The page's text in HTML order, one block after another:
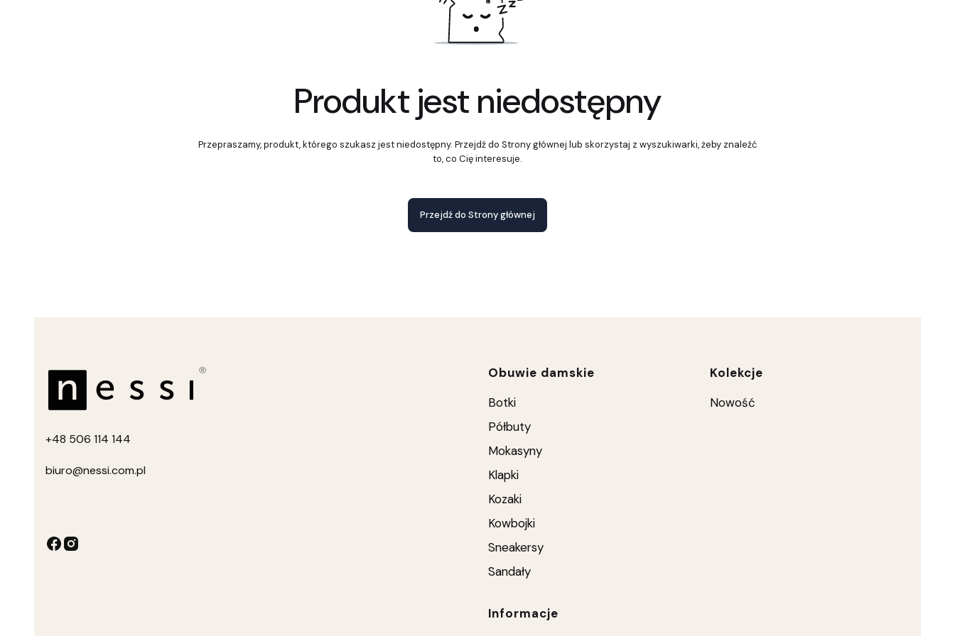
Produkt jest niedostępny
Przepraszamy, produkt, którego szukasz jest niedostępny. Przejdź do Strony głównej lub skorzystaj z wyszukiwarki, żeby znaleźć
to, co Cię interesuje.
Przejdź do Strony głównej
+48 506 114 144
biuro@nessi.com.pl
Linki w stopce
Obuwie damskie
Botki
Półbuty
Mokasyny
Klapki
Kozaki
Kowbojki
Sneakersy
Sandały
Kolekcje
Nowość
Informacje